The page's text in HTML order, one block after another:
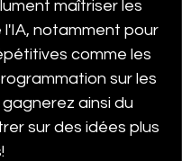
maîtriser les
notamment pour
comme les
sur les
ainsi du
sur des idées plus